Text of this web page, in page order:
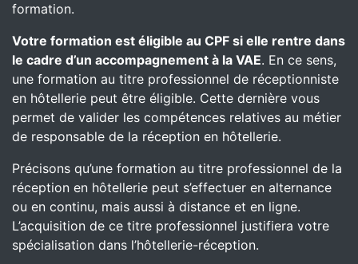
formation.
Votre formation est éligible au CPF si elle rentre dans
le cadre d’un accompagnement à la VAE. En ce sens,
une formation au titre professionnel de réceptionniste
en hôtellerie peut être éligible. Cette dernière vous
permet de valider les compétences relatives au métier
de responsable de la réception en hôtellerie.
Précisons qu’une formation au titre professionnel de la
réception en hôtellerie peut s’effectuer en alternance
ou en continu, mais aussi à distance et en ligne.
L’acquisition de ce titre professionnel justifiera votre
spécialisation dans l’hôtellerie-réception.